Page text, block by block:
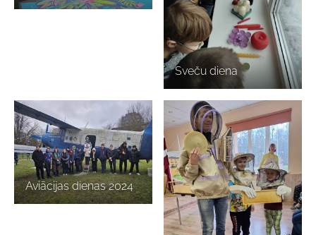
Sveču diena
Aviācijas dienas 2024